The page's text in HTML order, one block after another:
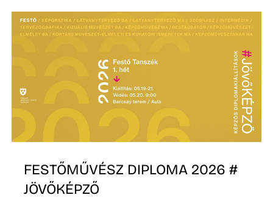
FESTŐMŰVÉSZ DIPLOMA 2026 #
JÖVŐKÉPZŐ